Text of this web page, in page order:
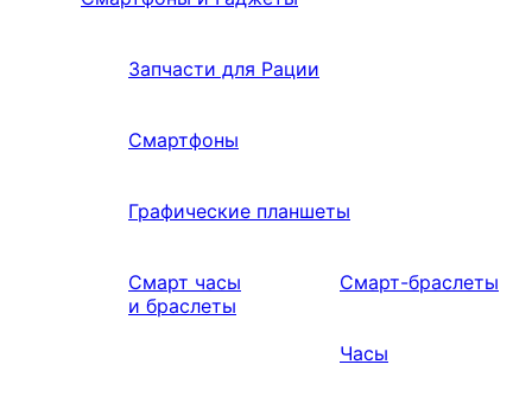
Запчасти для Рации
Смартфоны
Графические планшеты
Смарт часы
и браслеты
Смарт-браслеты
Часы